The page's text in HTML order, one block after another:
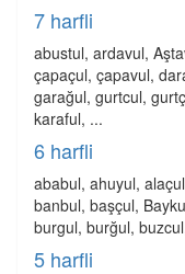
7 harfli
abustul, ardavul,
çapaçul, çapavul,
garağul, gurtcul,
karaful, ...
6 harfli
ababul, ahuyul,
banbul, başçul,
burgul, burğul,
5 harfli